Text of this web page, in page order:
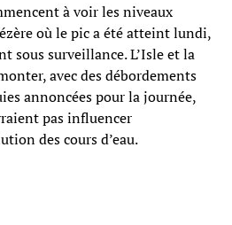
à voir les niveaux
où le pic a été atteint lundi,
sous surveillance. L’Isle et la
avec des débordements
annoncées pour la journée,
pas influencer
des cours d’eau.